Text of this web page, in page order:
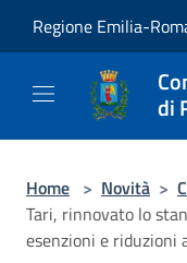
Regione Emilia-
di
Home > Novità >
Tari, rinnovato lo
esenzioni e riduzioni